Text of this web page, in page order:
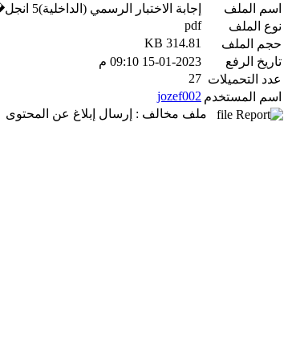
اسم الملف
إجابة الاختبار الرسمي (الداخلية)5 انجل�...
نوع الملف
pdf
حجم الملف
314.81 KB
تاريخ الرفع
15-01-2023 09:10 م
عدد التحميلات 27
اسم المستخدم jozef002
ملف مخالف : إرسال إبلاغ عن المحتوى